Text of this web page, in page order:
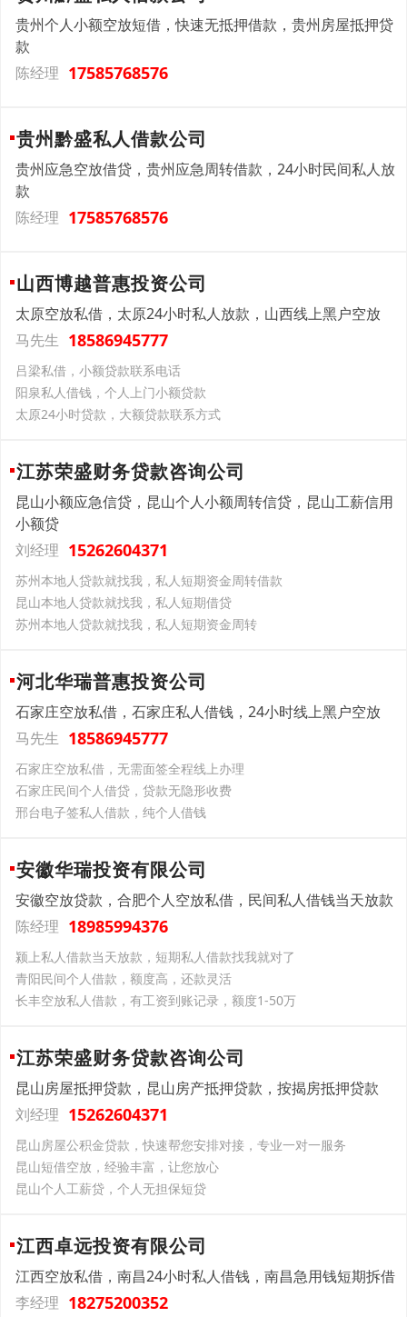
贵州个人小额空放短借，快速无抵押借款，贵州房屋抵押贷
款
陈经理 17585768576
贵州黔盛私人借款公司
贵州应急空放借贷，贵州应急周转借款，24小时民间私人放
款
陈经理 17585768576
山西博越普惠投资公司
太原空放私借，太原24小时私人放款，山西线上黑户空放
马先生 18586945777
吕梁私借，小额贷款联系电话
阳泉私人借钱，个人上门小额贷款
太原24小时贷款，大额贷款联系方式
江苏荣盛财务贷款咨询公司
昆山小额应急信贷，昆山个人小额周转信贷，昆山工薪信用
小额贷
刘经理 15262604371
苏州本地人贷款就找我，私人短期资金周转借款
昆山本地人贷款就找我，私人短期借贷
苏州本地人贷款就找我，私人短期资金周转
河北华瑞普惠投资公司
石家庄空放私借，石家庄私人借钱，24小时线上黑户空放
马先生 18586945777
石家庄空放私借，无需面签全程线上办理
石家庄民间个人借贷，贷款无隐形收费
邢台电子签私人借款，纯个人借钱
安徽华瑞投资有限公司
安徽空放贷款，合肥个人空放私借，民间私人借钱当天放款
陈经理 18985994376
颍上私人借款当天放款，短期私人借款找我就对了
青阳民间个人借款，额度高，还款灵活
长丰空放私人借款，有工资到账记录，额度1-50万
江苏荣盛财务贷款咨询公司
昆山房屋抵押贷款，昆山房产抵押贷款，按揭房抵押贷款
刘经理 15262604371
昆山房屋公积金贷款，快速帮您安排对接，专业一对一服务
昆山短借空放，经验丰富，让您放心
昆山个人工薪贷，个人无担保短贷
江西卓远投资有限公司
江西空放私借，南昌24小时私人借钱，南昌急用钱短期拆借
李经理 18275200352